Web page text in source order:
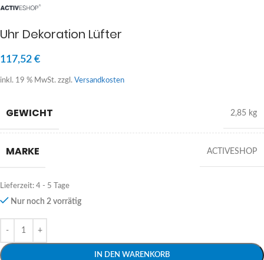
Uhr Dekoration Lüfter
117,52 €
inkl. 19 % MwSt. zzgl. Versandkosten
GEWICHT 2,85 kg
MARKE ACTIVESHOP
Lieferzeit: 4 - 5 Tage
Nur noch 2 vorrätig
IN DEN WARENKORB
Alternative: